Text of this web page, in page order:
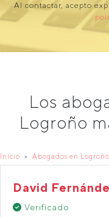
Al contactar, acepto
Los
Logroño
Inicio Abogados en Logroño
David
Verificado